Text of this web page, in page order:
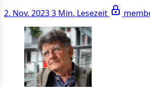
2. Nov. 20233 Min. Lesezeit